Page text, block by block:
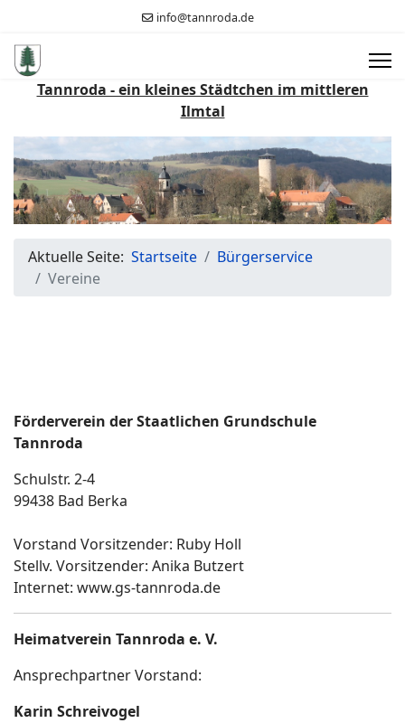
info@tannroda.de
Tannroda - ein kleines Städtchen im mittleren
Ilmtal
Aktuelle Seite: Startseite
Bürgerservice
Vereine
Förderverein der Staatlichen Grundschule
Tannroda
Schulstr. 2-4
99438 Bad Berka
Vorstand Vorsitzender: Ruby Holl
Stellv. Vorsitzender: Anika Butzert
Internet: www.gs-tannroda.de
Heimatverein Tannroda e. V.
Ansprechpartner Vorstand:
Karin Schreivogel